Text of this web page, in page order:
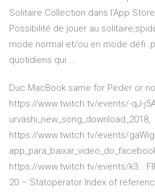
Solitaire Collection dans l’App
Possibilité de jouer au
mode normal et/ou en mode
quotidiens qui ...
Duc MacBook same for Peder or
https://www.twitch.tv/events/-qJ-
urvashi_new_song_download_2018,
https://www.twitch.tv/events/
https://www.twitch.tv/events/k3…
20 – Statoperator Index of